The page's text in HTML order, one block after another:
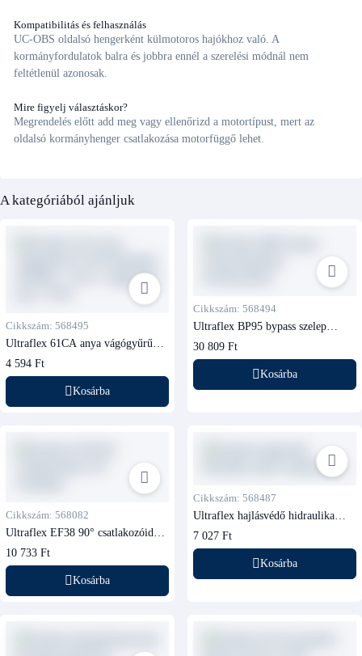
Kompatibilitás és felhasználás
UC-OBS oldalsó hengerként külmotoros hajókhoz való. A
kormányfordulatok balra és jobbra ennél a szerelési módnál nem
feltétlenül azonosak.
Mire figyelj választáskor?
Megrendelés előtt add meg vagy ellenőrizd a motortípust, mert az
oldalsó kormányhenger csatlakozása motorfüggő lehet.
A kategóriából ajánljuk
Cikkszám: 568495
Ultraflex 61CA anya vágógyűrűvel
4 594 Ft
Kosárba
Cikkszám: 568494
Ultraflex BP95 bypass szelep
30 809 Ft
Kosárba
Cikkszám: 568082
Ultraflex EF38 90° csatlakozóidom
10 733 Ft
Kosárba
Cikkszám: 568487
Ultraflex hajlásvédő hidraulika
7 027 Ft
Kosárba